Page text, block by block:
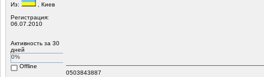
Из:
, Киев
Регистрация:
06.07.2010
Активность за 30
дней
0%
Offline
0503843887